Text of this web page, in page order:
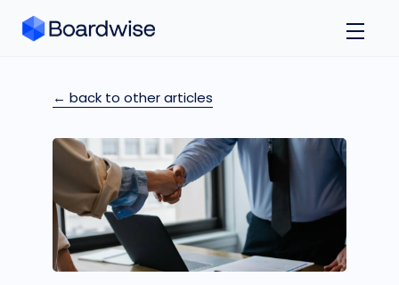
← back to other articles